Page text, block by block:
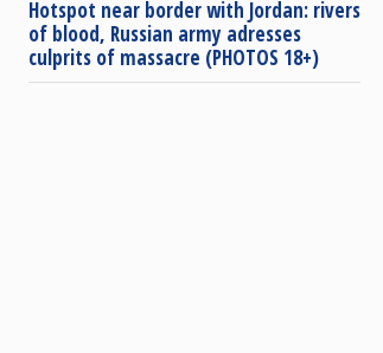
Hotspot near border with Jordan: rivers
of blood, Russian army adresses
culprits of massacre (PHOTOS 18+)